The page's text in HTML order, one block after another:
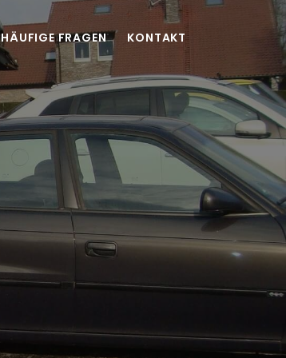
HÄUFIGE FRAGEN KONTAKT